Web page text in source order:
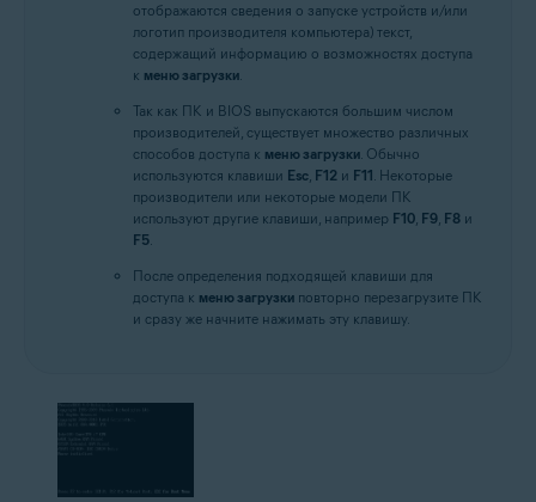
отображаются сведения о запуске устройств и/или
логотип производителя компьютера) текст,
содержащий информацию о возможностях доступа
к меню загрузки.
Так как ПК и BIOS выпускаются большим числом
производителей, существует множество различных
способов доступа к меню загрузки. Обычно
используются клавиши Esc, F12 и F11. Некоторые
производители или некоторые модели ПК
используют другие клавиши, например F10, F9, F8 и
F5.
После определения подходящей клавиши для
доступа к меню загрузки повторно перезагрузите ПК
и сразу же начните нажимать эту клавишу.